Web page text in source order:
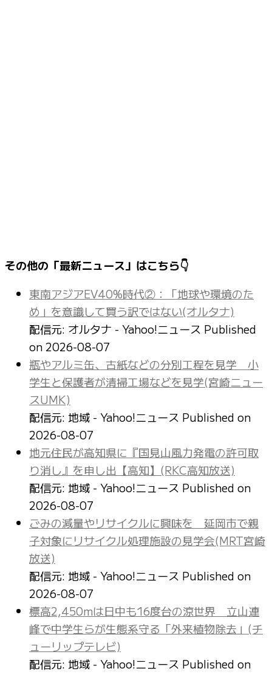
その他の「最新ニュース」はこちら👇
東南アジアEV40%時代②：「地球や環境のた
め」を意識して買う訳ではない(オルタナ)
配信元: オルタナ - Yahoo!ニュース Published
on 2026-08-07
瓶やアルミ缶、古紙などの分別工程を見学 小
学生と保護者が清掃工場などを見学(宮崎ニュー
スUMK)
配信元: 地域 - Yahoo!ニュース Published on
2026-08-07
地元住民が高知県に『国見山風力発電の許可取
り消し』を申し出【高知】(RKC高知放送)
配信元: 地域 - Yahoo!ニュース Published on
2026-08-07
ごみの減量やリサイクルに興味を 延岡市で親
子対象にリサイクル処理施設の見学会(MRT宮崎
放送)
配信元: 地域 - Yahoo!ニュース Published on
2026-08-07
標高2,450mは日中も16度台の涼世界 立山連
峰で中学生らが生態系守る「外来植物除去」(チ
ューリップテレビ)
配信元: 地域 - Yahoo!ニュース Published on